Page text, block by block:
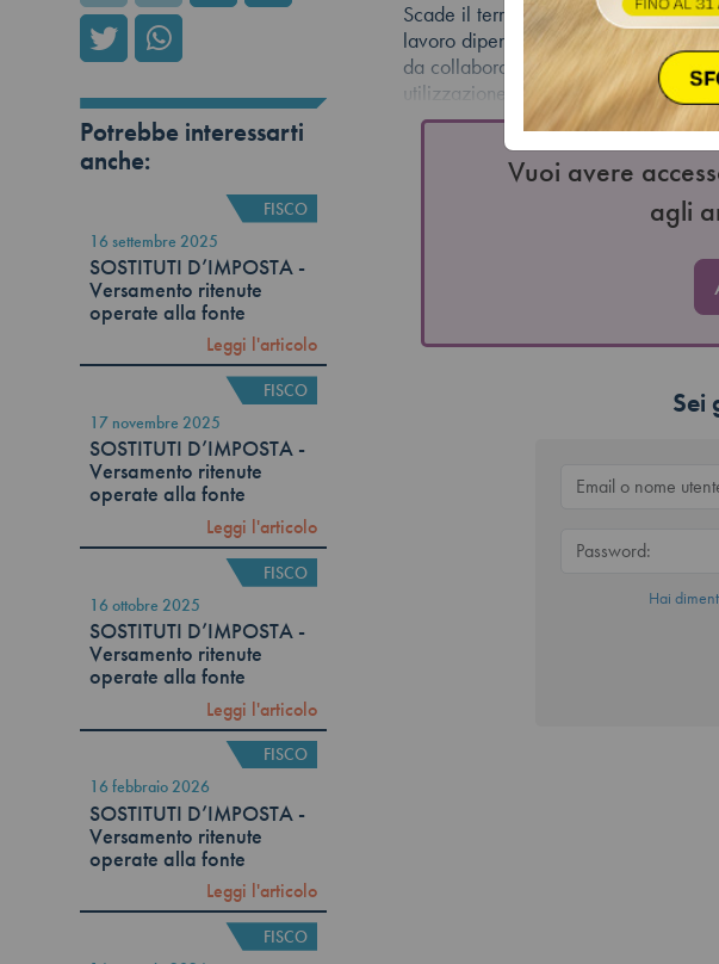
Potrebbe interessarti
anche:
FISCO
16 settembre 2025
SOSTITUTI D’IMPOSTA -
Versamento ritenute
operate alla fonte
Leggi l'articolo
FISCO
17 novembre 2025
SOSTITUTI D’IMPOSTA -
Versamento ritenute
operate alla fonte
Leggi l'articolo
FISCO
16 ottobre 2025
SOSTITUTI D’IMPOSTA -
Versamento ritenute
operate alla fonte
Leggi l'articolo
FISCO
16 febbraio 2026
SOSTITUTI D’IMPOSTA -
Versamento ritenute
operate alla fonte
Leggi l'articolo
FISCO
Scade il termine per il versamento
lavoro dipendente;redditi assimilati
da collaborazione coordinata e
utilizzazione di…
Vuoi avere
agli
Sei
Hai